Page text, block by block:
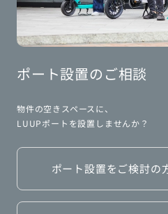
ポート設置のご相談
物件の空きスペースに、
LUUPポートを設置しませんか？
ポート設置をご検討の